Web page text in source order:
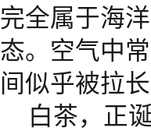
完全属于海
态。空气中
间似乎被拉
白茶，正